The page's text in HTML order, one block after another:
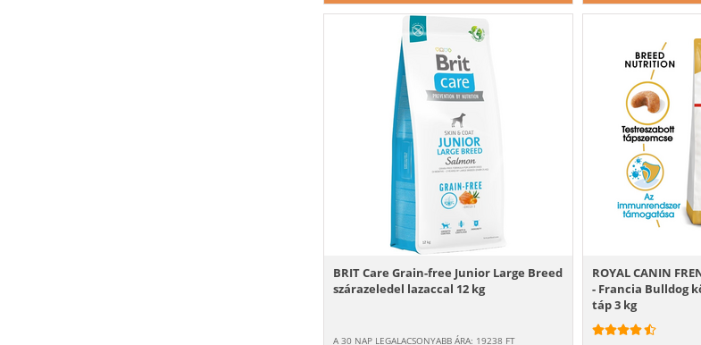
BRIT Care Grain-free Junior Large Breed
szárazeledel lazaccal 12 kg
A 30 NAP LEGALACSONYABB ÁRA: 19238 FT
ROYAL CANIN
- Francia Bulldog
táp 3 kg